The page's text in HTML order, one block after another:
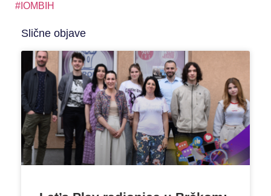
#IOMBIH
Slične objave